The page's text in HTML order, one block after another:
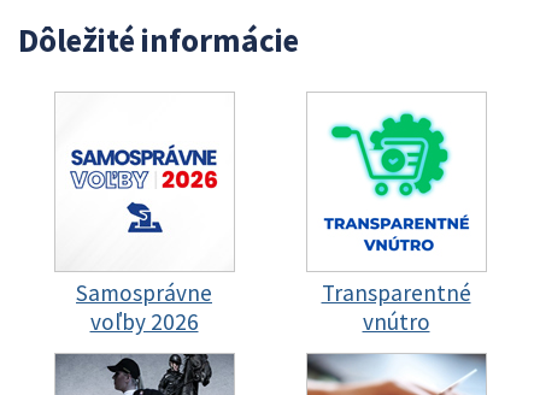
Dôležité informácie
Samosprávne
voľby 2026
Transparentné
vnútro